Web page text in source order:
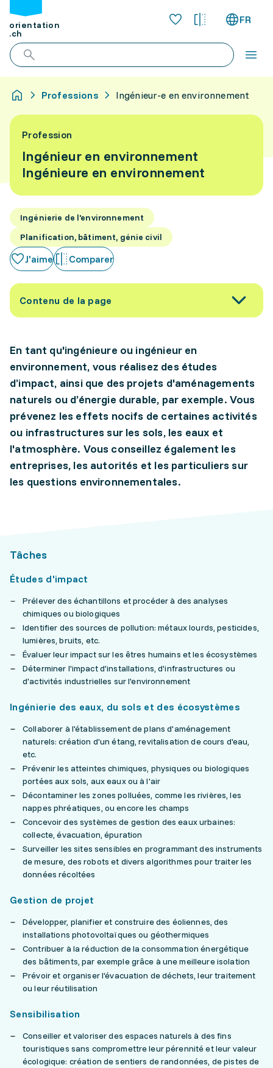
orientation
.ch
FR
Professions Ingénieur-e en environnement
Profession
Ingénieur en environnement
Ingénieure en environnement
Ingénierie de l'environnement
Planification, bâtiment, génie civil
J'aime Comparer
Contenu de la page
En tant qu'ingénieure ou ingénieur en
environnement, vous réalisez des études
d’impact, ainsi que des projets d'aménagements
naturels ou d’énergie durable, par exemple. Vous
prévenez les effets nocifs de certaines activités
ou infrastructures sur les sols, les eaux et
l'atmosphère. Vous conseillez également les
entreprises, les autorités et les particuliers sur
les questions environnementales.
Tâches
Études d'impact
Prélever des échantillons et procéder à des analyses
chimiques ou biologiques
Identifier des sources de pollution: métaux lourds, pesticides,
lumières, bruits, etc.
Évaluer leur impact sur les êtres humains et les écosystèmes
Déterminer l'impact d'installations, d'infrastructures ou
d'activités industrielles sur l'environnement
Ingénierie des eaux, du sols et des écosystèmes
Collaborer à l'établissement de plans d'aménagement
naturels: création d'un étang, revitalisation de cours d'eau,
etc.
Prévenir les atteintes chimiques, physiques ou biologiques
portées aux sols, aux eaux ou à l'air
Décontaminer les zones polluées, comme les rivières, les
nappes phréatiques, ou encore les champs
Concevoir des systèmes de gestion des eaux urbaines:
collecte, évacuation, épuration
Surveiller les sites sensibles en programmant des instruments
de mesure, des robots et divers algorithmes pour traiter les
données récoltées
Gestion de projet
Développer, planifier et construire des éoliennes, des
installations photovoltaïques ou géothermiques
Contribuer à la réduction de la consommation énergétique
des bâtiments, par exemple grâce à une meilleure isolation
Prévoir et organiser l'évacuation de déchets, leur traitement
ou leur réutilisation
Sensibilisation
Conseiller et valoriser des espaces naturels à des fins
touristiques sans compromettre leur pérennité et leur valeur
écologique: création de sentiers de randonnées, de pistes de